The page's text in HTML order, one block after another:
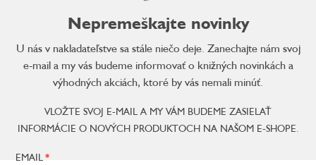
Nepremeškajte novinky
U nás v nakladateľstve sa stále niečo deje. Zanechajte nám svoj
e-mail a my vás budeme informovať o knižných novinkách a
výhodných akciách, ktoré by vás nemali minúť.
VLOŽTE SVOJ E-MAIL A MY VÁM BUDEME ZASIELAŤ
INFORMÁCIE O NOVÝCH PRODUKTOCH NA NAŠOM E-SHOPE.
EMAIL